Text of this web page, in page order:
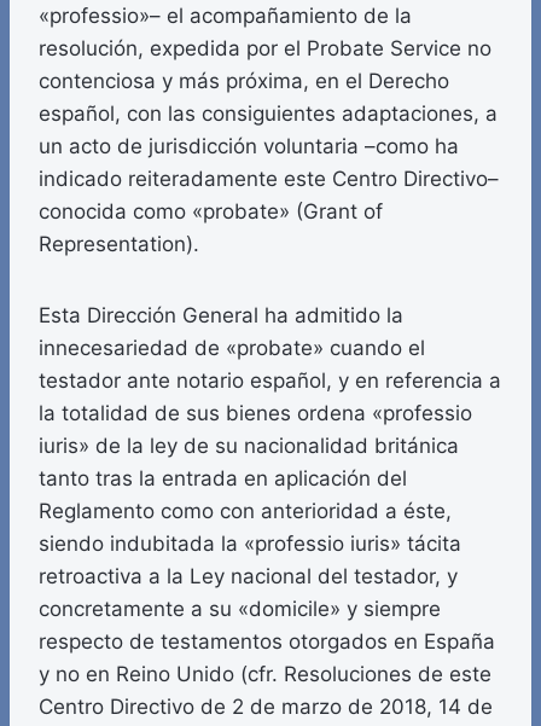
«professio»– el acompañamiento de la
resolución, expedida por el Probate Service no
contenciosa y más próxima, en el Derecho
español, con las consiguientes adaptaciones, a
un acto de jurisdicción voluntaria –como ha
indicado reiteradamente este Centro Directivo–
conocida como «probate» (Grant of
Representation).
Esta Dirección General ha admitido la
innecesariedad de «probate» cuando el
testador ante notario español, y en referencia a
la totalidad de sus bienes ordena «professio
iuris» de la ley de su nacionalidad británica
tanto tras la entrada en aplicación del
Reglamento como con anterioridad a éste,
siendo indubitada la «professio iuris» tácita
retroactiva a la Ley nacional del testador, y
concretamente a su «domicile» y siempre
respecto de testamentos otorgados en España
y no en Reino Unido (cfr. Resoluciones de este
Centro Directivo de 2 de marzo de 2018, 14 de